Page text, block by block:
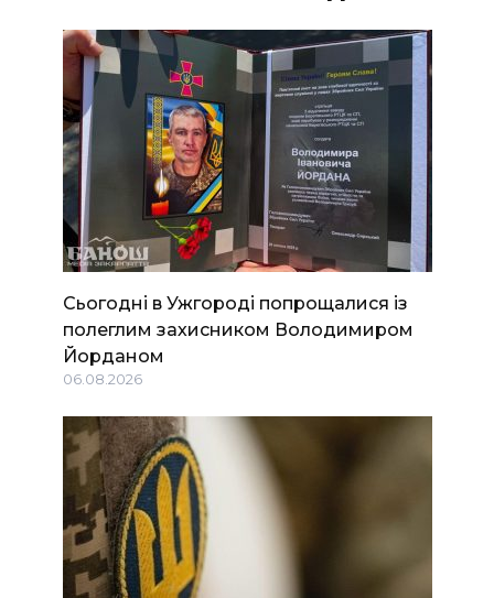
Сьогодні в Ужгороді попрощалися із
полеглим захисником Володимиром
Йорданом
06.08.2026